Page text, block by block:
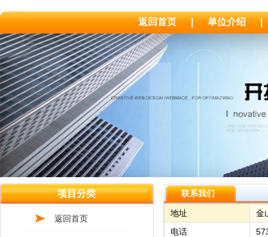
返回首页 | 单位介绍 |
项目分类
返回首页
联系我们
地址
金
电话